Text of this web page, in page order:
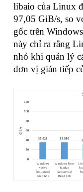
libaio của Linux
97,05 GiB/s, so
gốc trên
này chỉ ra rằng
nhỏ khi quản lý
đơn vị gián tiếp